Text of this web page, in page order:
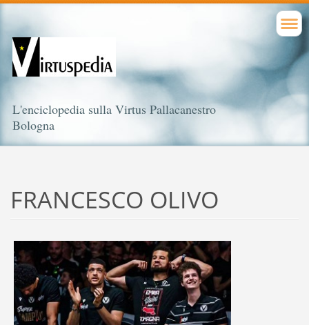
L'enciclopedia sulla Virtus Pallacanestro
Bologna
FRANCESCO OLIVO